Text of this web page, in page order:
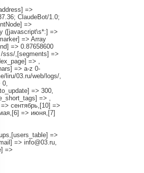
=>
ClaudeBot/1.0;
=>
([javascript\s*:] =>
=> Array
=> 0.87658600
/sss/,[segments] =>
=> ,
=> a-z 0-
liru/03.ru/web/logs/,
0,
=> 300,
=> ,
сентябрь,[10] =>
=> июня,[7]
=>
=> info@03.ru,
=>